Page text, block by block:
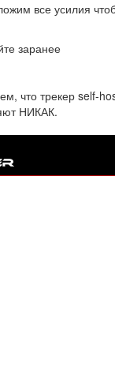
все усилия
заранее
что трекер self-
НИКАК.